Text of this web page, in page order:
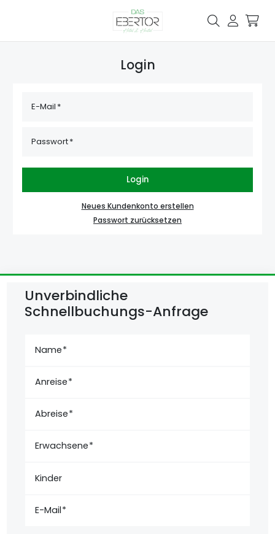
Login
E-Mail
Passwort
Login
Neues Kundenkonto erstellen
Passwort zurücksetzen
Unverbindliche
Schnellbuchungs-Anfrage
Name
Anreise
Abreise
Erwachsene
Kinder
E-Mail